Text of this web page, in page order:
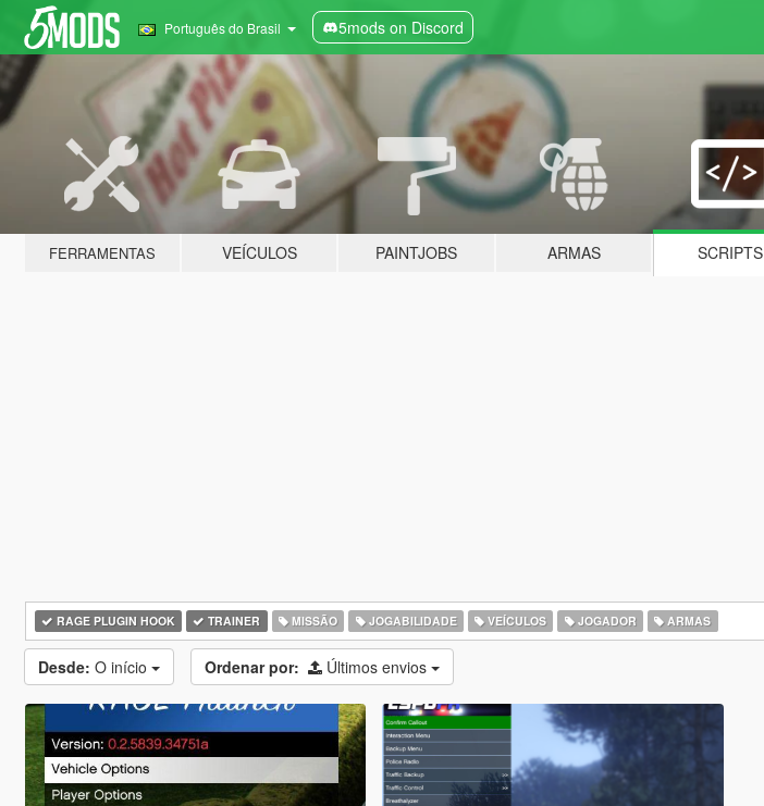
Português do Brasil 5mods on Discord
FERRAMENTAS VEÍCULOS PAINTJOBS ARMAS SCRIPTS
RAGE PLUGIN HOOK TRAINER MISSÃO JOGABILIDADE VEÍCULOS JOGADOR ARMAS
Desde: O início Ordenar por: Últimos envios